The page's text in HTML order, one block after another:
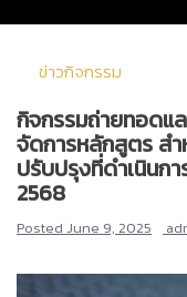
ข่าวกิจกรรม
กิจกรรมถ่ายทอดแ
จัดการหลักสูตร ส
ปรับปรุงที่ดำเนินก
2568
Posted June 9, 2025